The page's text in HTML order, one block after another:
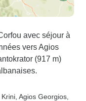
avec séjour à
vers Agios
(917 m)
, Krini , Agios Georgios